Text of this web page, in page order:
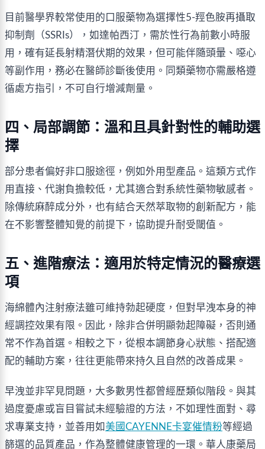
目前醫學界較常使用的口服藥物為選擇性5-羥色胺再攝取
抑制劑（SSRIs），如達帕西汀，需於性行為前數小時服
用，確有延長射精潛伏期的效果，但可能伴隨頭暈、噁心
等副作用，務必在醫師診斷後使用。同類藥物亦需嚴格遵
循處方指引，不可自行增減劑量。
四、局部調節：溫和且具針對性的輔助選
擇
部分患者偏好非口服途徑，例如外用型產品。這類方式作
用直接、代謝負擔較低，尤其適合對系統性藥物敏感者。
除傳統麻醉成分外，也有結合天然萃取物的創新配方，能
在不影響整體知覺的前提下，協助提升耐受閾值。
五、進階療法：適用於特定情況的醫療選
項
海綿體內注射療法雖可維持勃起硬度，但對早洩本身的神
經調控效果有限。因此，除非合併明顯勃起障礙，否則通
常不作為首選。相較之下，從根本調節身心狀態、搭配適
配的輔助方案，往往更能帶來持久且自然的改善成果。
早洩並非罕見問題，大多數男性都曾經歷類似階段。與其
過度憂慮或盲目嘗試未經驗證的方法，不如理性面對、尋
求專業支持，並善用如 美國CAYENNE卡宴催情粉等經過
篩選的品質產品，作為整體健康管理的一環。華人康藥局